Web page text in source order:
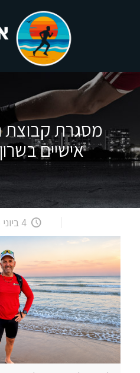
מסגרת קבוצת
אישיים
4 ביוני 2025